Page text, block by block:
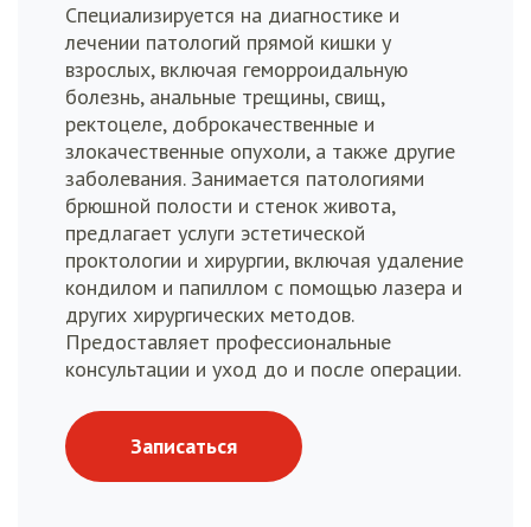
Специализируется на диагностике и
лечении патологий прямой кишки у
взрослых, включая геморроидальную
болезнь, анальные трещины, свищ,
ректоцеле, доброкачественные и
злокачественные опухоли, а также другие
заболевания. Занимается патологиями
брюшной полости и стенок живота,
предлагает услуги эстетической
проктологии и хирургии, включая удаление
кондилом и папиллом с помощью лазера и
других хирургических методов.
Предоставляет профессиональные
консультации и уход до и после операции.
Записаться